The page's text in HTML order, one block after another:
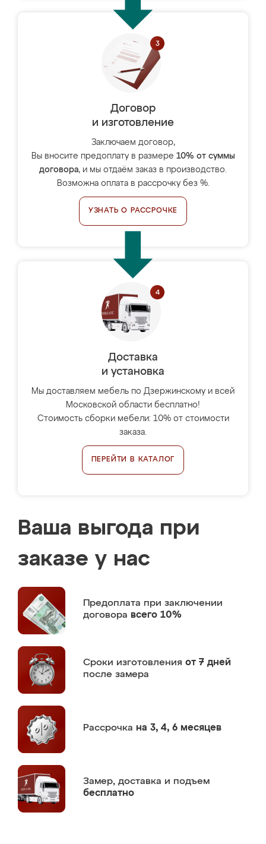
Договор
и изготовление
Заключаем договор,
Вы вносите предоплату в размере 10% от суммы
договора, и мы отдаём заказ в производство.
Возможна оплата в рассрочку без %.
УЗНАТЬ О РАССРОЧКЕ
Доставка
и установка
Мы доставляем мебель по Дзержинскому и всей
Московской области бесплатно!
Стоимость сборки мебели: 10% от стоимости
заказа.
ПЕРЕЙТИ В КАТАЛОГ
Ваша выгода при
заказе у нас
Предоплата при заключении
договора всего 10%
Сроки изготовления от 7 дней
после замера
Рассрочка на 3, 4, 6 месяцев
Замер, доставка и подъем
бесплатно